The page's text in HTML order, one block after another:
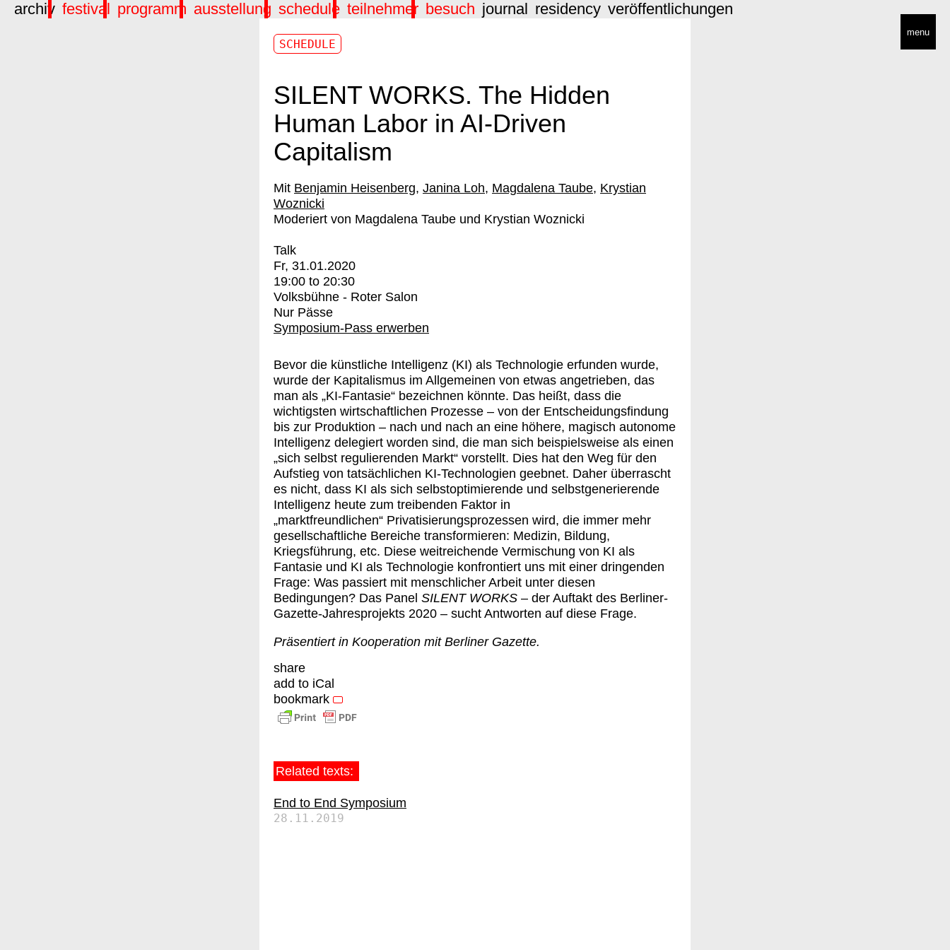
menu
archiv festival programm ausstellung schedule teilnehmer besuch journal residency veröffentlichungen
SCHEDULE
SILENT WORKS. The Hidden
Human Labor in AI-Driven
Capitalism
Benjamin Heisenberg Janina Loh Magdalena Taube Krystian
Woznicki
Moderiert von Magdalena Taube und Krystian Woznicki
Talk
Fr, 31.01.2020
19:00 to 20:30
Volksbühne - Roter Salon
Nur Pässe
Symposium-Pass erwerben
Bevor die künstliche Intelligenz (KI) als Technologie erfunden wurde,
wurde der Kapitalismus im Allgemeinen von etwas angetrieben, das
man als „KI-Fantasie“ bezeichnen könnte. Das heißt, dass die
wichtigsten wirtschaftlichen Prozesse – von der Entscheidungsfindung
bis zur Produktion – nach und nach an eine höhere, magisch autonome
Intelligenz delegiert worden sind, die man sich beispielsweise als einen
„sich selbst regulierenden Markt“ vorstellt. Dies hat den Weg für den
Aufstieg von tatsächlichen KI-Technologien geebnet. Daher überrascht
es nicht, dass KI als sich selbstoptimierende und selbstgenerierende
Intelligenz heute zum treibenden Faktor in
„marktfreundlichen“ Privatisierungsprozessen wird, die immer mehr
gesellschaftliche Bereiche transformieren: Medizin, Bildung,
Kriegsführung, etc. Diese weitreichende Vermischung von KI als
Fantasie und KI als Technologie konfrontiert uns mit einer dringenden
Frage: Was passiert mit menschlicher Arbeit unter diesen
Bedingungen? Das Panel SILENT WORKS – der Auftakt des Berliner-
Gazette-Jahresprojekts 2020 – sucht Antworten auf diese Frage.
Präsentiert in Kooperation mit Berliner Gazette.
share
add to iCal
bookmark
Related texts:
End to End Symposium
28.11.2019